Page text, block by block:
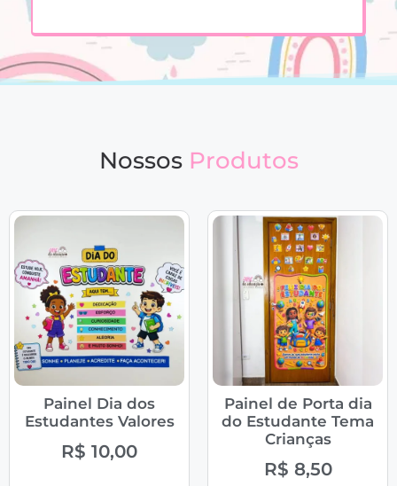
Nossos Produtos
Painel Dia dos
Estudantes Valores
R$ 10,00
Painel de Porta dia
do Estudante Tema
Crianças
R$ 8,50